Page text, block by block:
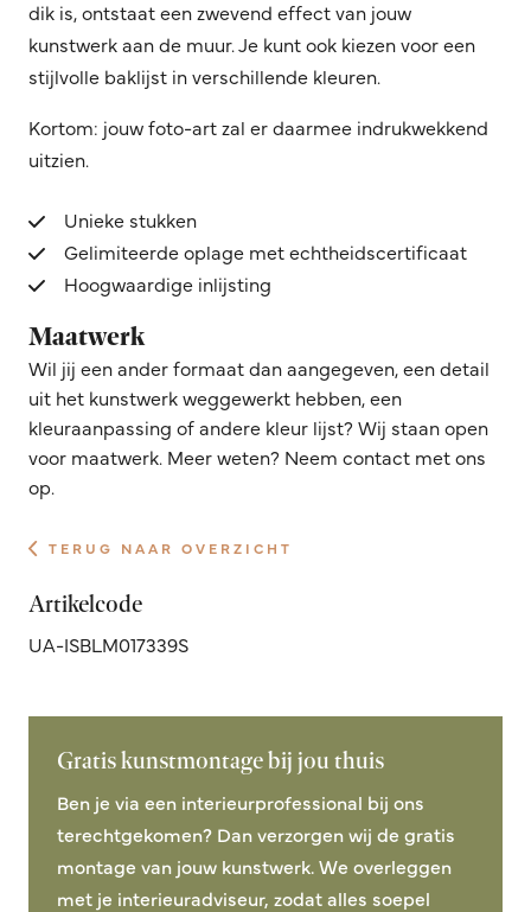
dik is, ontstaat een zwevend effect van jouw
kunstwerk aan de muur. Je kunt ook kiezen voor een
stijlvolle baklijst in verschillende kleuren.
Kortom: jouw foto-art zal er daarmee indrukwekkend
uitzien.
Unieke stukken
Gelimiteerde oplage met echtheidscertificaat
Hoogwaardige inlijsting
Maatwerk
Wil jij een ander formaat dan aangegeven, een detail
uit het kunstwerk weggewerkt hebben, een
kleuraanpassing of andere kleur lijst? Wij staan open
voor maatwerk. Meer weten? Neem contact met ons
op.
TERUG NAAR OVERZICHT
Artikelcode
UA-ISBLM017339S
Gratis kunstmontage bij jou thuis
Ben je via een interieurprofessional bij ons
terechtgekomen? Dan verzorgen wij de gratis
montage van jouw kunstwerk. We overleggen
met je interieuradviseur, zodat alles soepel